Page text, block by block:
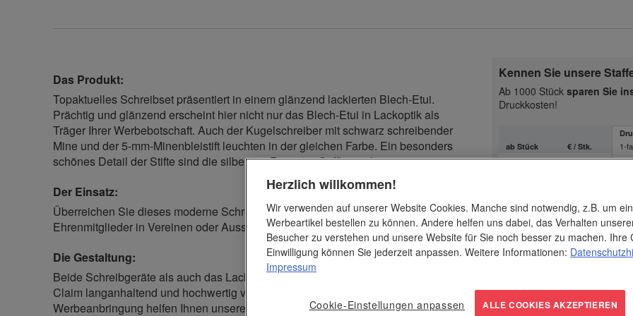
Das Produkt:
Topaktuelles Schreibset präsentiert in einem glänzend lackierten Blech-Etui.
Prächtig und glänzend erscheint hier nicht nur das Blech-Etui in Lackoptik als
Träger Ihrer Werbebotschaft. Auch der Kugelschreiber mit schwarz schreibender
Mine und der 5-mm-Minenbleistift leuchten in der gleichen Farbe. Ein besonders
schönes Detail der Stifte sind die silbernen Ringe im Griffbereich.
Der Einsatz:
Überreichen Sie dieses moderne Schreibset an ausgewählte Geschäftspartner,
Ehrenmitglieder in Vereinen oder Ausschüssen und gute Kunden!
Die Gestaltung:
Beide Schreibgeräte als auch das Lack-Etui können mit Ihrem Logo und Ihrem
Claim langanhaltend und hochwertig veredelt werden. Bei Fragen zu Ihrer
Werbeanbringung helfen Ihnen unsere erfahrenen Werbedruck-Experten
Kennen Sie unsere
Ab 1000 Stück sparen Sie
Druckkosten!
ab Stück
€ / Stk. 1-
150
2.75
500
2.45
Herzlich willkommen!
Wir verwenden auf unserer Website Cookies. Manche sind notwendig, z.B. um
Werbeartikel bestellen zu können. Andere helfen uns dabei, das Verhalten
Besucher zu verstehen und unsere Website für Sie noch besser zu machen. Ihre
Einwilligung können Sie jederzeit anpassen. Weitere Informationen:
Impressum
Cookie-Einstellungen anpassen ALLE COOKIES AKZEPTIEREN